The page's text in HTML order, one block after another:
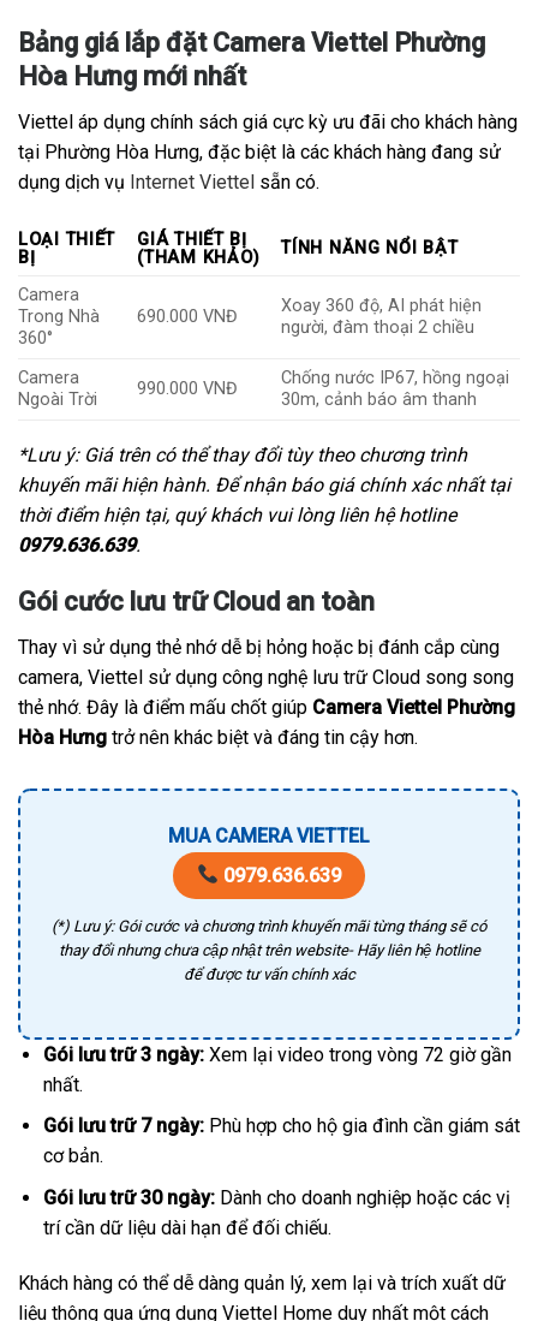
Bảng giá lắp đặt Camera Viettel Phường
Hòa Hưng mới nhất
Viettel áp dụng chính sách giá cực kỳ ưu đãi cho khách hàng
tại Phường Hòa Hưng, đặc biệt là các khách hàng đang sử
dụng dịch vụ Internet Viettel sẵn có.
LOẠI THIẾT
BỊ
GIÁ THIẾT BỊ
(THAM KHẢO)
TÍNH NĂNG NỔI BẬT
Camera
Trong Nhà
360°
690.000 VNĐ
Xoay 360 độ, AI phát hiện
người, đàm thoại 2 chiều
Camera
Ngoài Trời
990.000 VNĐ
Chống nước IP67, hồng ngoại
30m, cảnh báo âm thanh
*Lưu ý: Giá trên có thể thay đổi tùy theo chương trình
khuyến mãi hiện hành. Để nhận báo giá chính xác nhất tại
thời điểm hiện tại, quý khách vui lòng liên hệ hotline
0979.636.639.
Gói cước lưu trữ Cloud an toàn
Thay vì sử dụng thẻ nhớ dễ bị hỏng hoặc bị đánh cắp cùng
camera, Viettel sử dụng công nghệ lưu trữ Cloud song song
thẻ nhớ. Đây là điểm mấu chốt giúp Camera Viettel Phường
Hòa Hưng trở nên khác biệt và đáng tin cậy hơn.
MUA CAMERA VIETTEL
0979.636.639
(*) Lưu ý: Gói cước và chương trình khuyến mãi từng tháng sẽ có
thay đổi nhưng chưa cập nhật trên website- Hãy liên hệ hotline
để được tư vấn chính xác
Gói lưu trữ 3 ngày:Xem lại video trong vòng 72 giờ gần
nhất.
Gói lưu trữ 7 ngày:Phù hợp cho hộ gia đình cần giám sát
cơ bản.
Gói lưu trữ 30 ngày:Dành cho doanh nghiệp hoặc các vị
trí cần dữ liệu dài hạn để đối chiếu.
Khách hàng có thể dễ dàng quản lý, xem lại và trích xuất dữ
liệu thông qua ứng dụng Viettel Home duy nhất một cách